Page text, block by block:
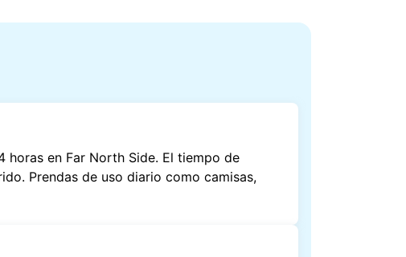
horas en Far North Side. El tiempo de
Prendas de uso diario como camisas,